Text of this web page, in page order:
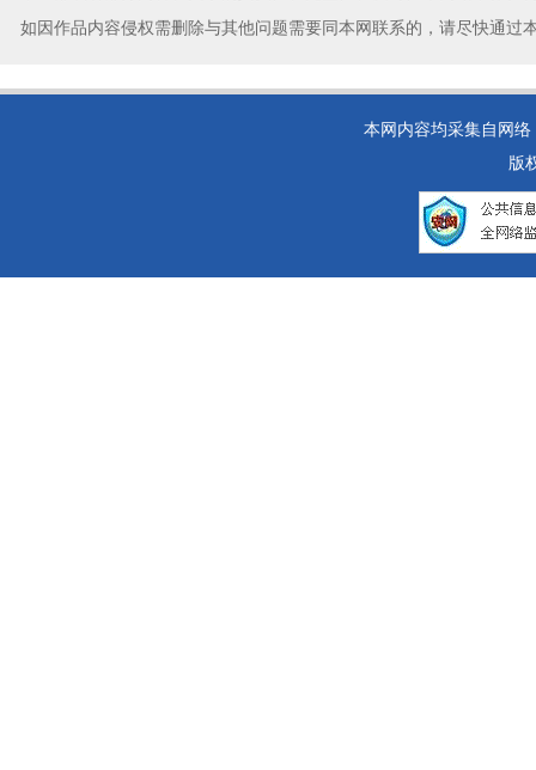
如因作品内容侵权需删除与其他问题需要同本网联系的，请尽快通过
本网内容均采集自网
版